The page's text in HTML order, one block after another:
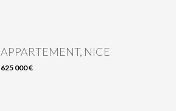
APPARTEMENT, NICE
625 000 €